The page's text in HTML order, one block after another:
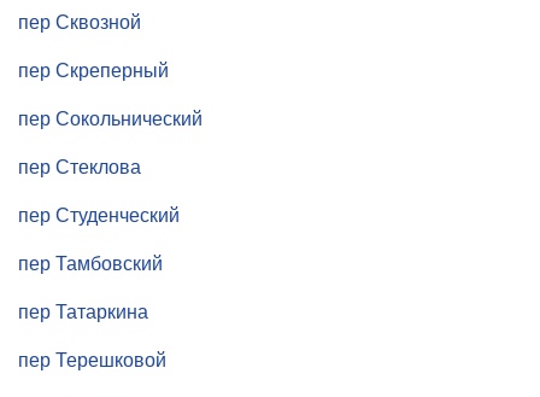
пер Сквозной
пер Скреперный
пер Сокольнический
пер Стеклова
пер Студенческий
пер Тамбовский
пер Татаркина
пер Терешковой